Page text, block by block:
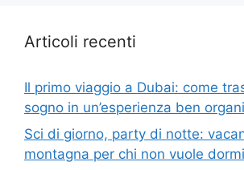
Articoli recenti
Il primo viaggio a Dubai: come
sogno in un’esperienza ben
Sci di giorno, party di notte:
montagna per chi non vuole